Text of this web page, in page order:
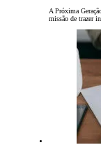
A Próxima
missão de trazer